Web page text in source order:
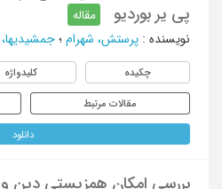
پی یر بوردیو
مقاله
نویسنده : پرستش، شهرام ؛ جمشیدیها،
چکیده کلیدواژه
مقالات مرتبط
دانلود
بررسی امکان همزیستی دین و